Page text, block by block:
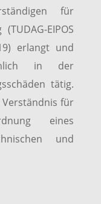
für
EIPOS
erlangt und
in der
tätig.
für
eines
und